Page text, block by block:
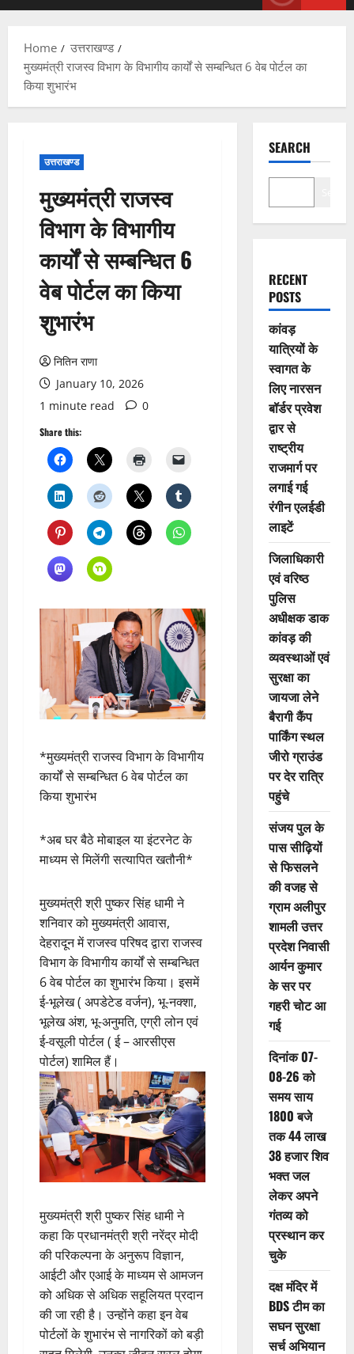
Home
उत्तराखण्ड
मुख्यमंत्री राजस्व विभाग के विभागीय कार्यों से सम्बन्धित 6 वेब पोर्टल का
किया शुभारंभ
उत्तराखण्ड
मुख्यमंत्री राजस्व
विभाग के विभागीय
कार्यों से सम्बन्धित 6
वेब पोर्टल का किया
शुभारंभ
नितिन राणा
January 10, 2026
1 minute read
0
Share this:
*मुख्यमंत्री राजस्व विभाग के विभागीय
कार्यों से सम्बन्धित 6 वेब पोर्टल का
किया शुभारंभ
*अब घर बैठे मोबाइल या इंटरनेट के
माध्यम से मिलेंगी सत्यापित खतौनी*
मुख्यमंत्री श्री पुष्कर सिंह धामी ने
शनिवार को मुख्यमंत्री आवास,
देहरादून में राजस्व परिषद द्वारा राजस्व
विभाग के विभागीय कार्यों से सम्बन्धित
6 वेब पोर्टल का शुभारंभ किया। इसमें
ई-भूलेख ( अपडेटेड वर्जन), भू-नक्शा,
भूलेख अंश, भू-अनुमति, एग्री लोन एवं
ई-वसूली पोर्टल ( ई – आरसीएस
पोर्टल) शामिल हैं।
मुख्यमंत्री श्री पुष्कर सिंह धामी ने
कहा कि प्रधानमंत्री श्री नरेंद्र मोदी
की परिकल्पना के अनुरूप विज्ञान,
आईटी और एआई के माध्यम से आमजन
को अधिक से अधिक सहूलियत प्रदान
की जा रही है। उन्होंने कहा इन वेब
पोर्टलों के शुभारंभ से नागरिकों को बड़ी
SEARCH
RECENT
POSTS
कांवड़
यात्रियों के
स्वागत के
लिए नारसन
बॉर्डर प्रवेश
द्वार से
राष्ट्रीय
राजमार्ग पर
लगाई गई
रंगीन एलईडी
लाइटें
जिलाधिकारी
एवं वरिष्ठ
पुलिस
अधीक्षक डाक
कांवड़ की
व्यवस्थाओं एवं
सुरक्षा का
जायजा लेने
बैरागी कैंप
पार्किंग स्थल
जीरो ग्राउंड
पर देर रात्रि
पहुंचे
संजय पुल के
पास सीढ़ियों
से फिसलने
की वजह से
ग्राम अलीपुर
शामली उत्तर
प्रदेश निवासी
आर्यन कुमार
के सर पर
गहरी चोट आ
गई
दिनांक 07-
08-26 को
समय साय
1800 बजे
तक 44 लाख
38 हजार शिव
भक्त जल
लेकर अपने
गंतव्य को
प्रस्थान कर
चुके
दक्ष मंदिर में
BDS टीम का
सघन सुरक्षा
सर्च अभियान